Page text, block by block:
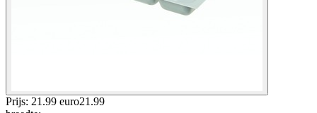
Prijs: 21.99 euro21 .99